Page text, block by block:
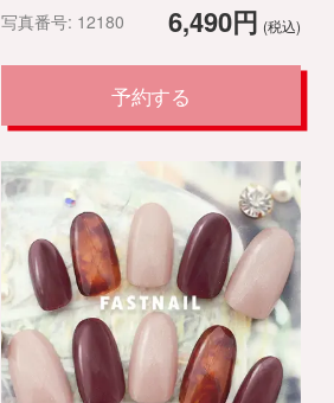
6,490円 (税込)
写真番号: 12180
予約する